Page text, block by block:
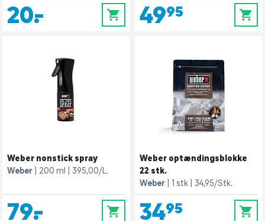
20,- 0 49,95 0
Weber nonstick spray
Weber
200 ml 395,00/L.
79,- 0
Weber optændingsblokke
22 stk.
Weber
1 stk 34,95/Stk.
34,95 0